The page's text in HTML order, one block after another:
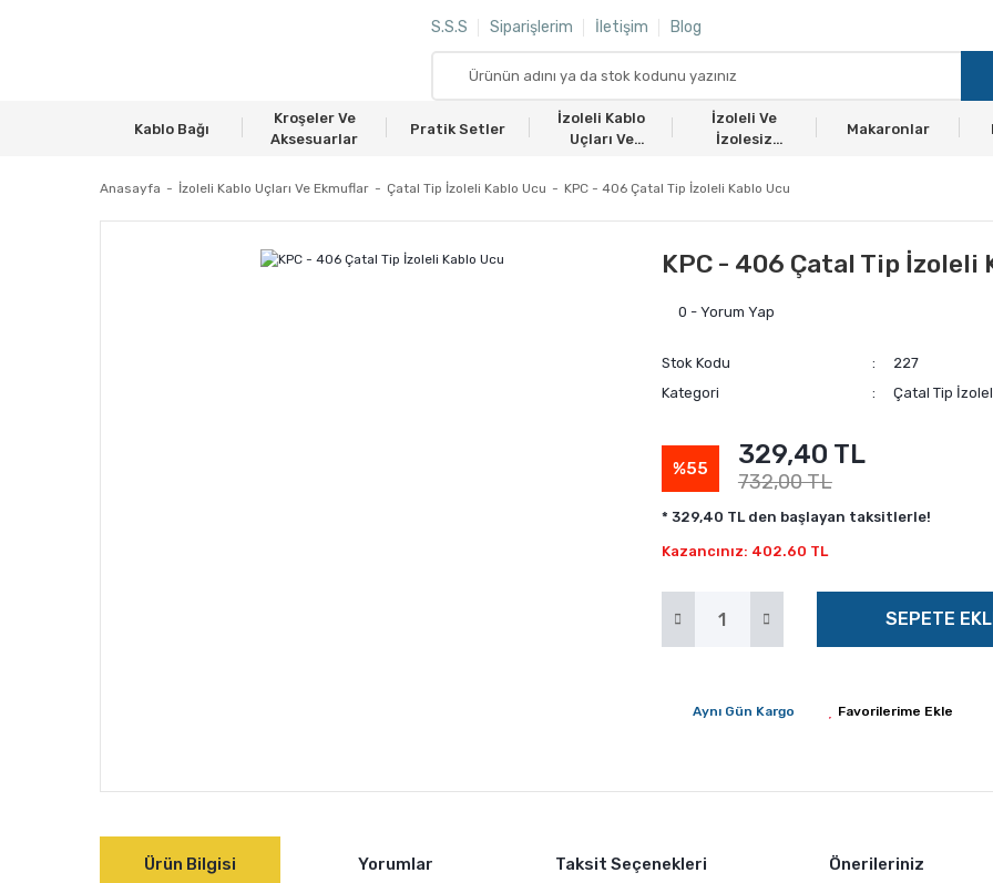
S.S.S Siparişlerim İletişim Blog
Kablo Bağı
Kroşeler Ve
Aksesuarlar
Pratik Setler
İzoleli Kablo
Uçları Ve
İzoleli Ve
İzolesiz
Makaronlar
Anasayfa İzoleli Kablo Uçları Ve Ekmuflar Çatal Tip İzoleli Kablo Ucu KPC - 406 Çatal Tip İzoleli Kablo Ucu
KPC - 406 Çatal Tip İzoleli
0 - Yorum Yap
Stok Kodu
227
Kategori
Çatal Tip
%55 329,40 TL
732,00 TL
* 329,40 TL den başlayan taksitlerle!
Kazancınız: 402.60 TL
SEPETE
Aynı Gün Kargo
Ürün Bilgisi Yorumlar Taksit Seçenekleri Önerileriniz